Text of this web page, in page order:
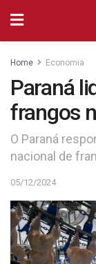
Home Economia
Paraná
frangos
O Paraná
nacional de
05/12/2024